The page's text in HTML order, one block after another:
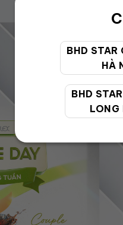
BHD STAR
HÀ
BHD
LONG